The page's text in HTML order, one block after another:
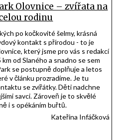
Olovnice – zvířata na
rodinu
po kočkovité šelmy, krásná
kontakt s přírodou - to je
který jsme pro vás s redakcí
od Slaného a snadno se sem
se postupně doplňuje a letos
v článku prozradíme. Je tu
se zvířátky. Děti nadchne
savci. Zároveň je to skvělé
i s opékáním buřtů.
Kateřina Infáčková